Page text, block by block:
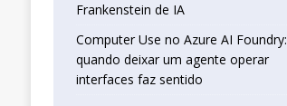
Frankenstein de IA
Computer Use no Azure AI Foundry:
quando deixar um agente operar
interfaces faz sentido